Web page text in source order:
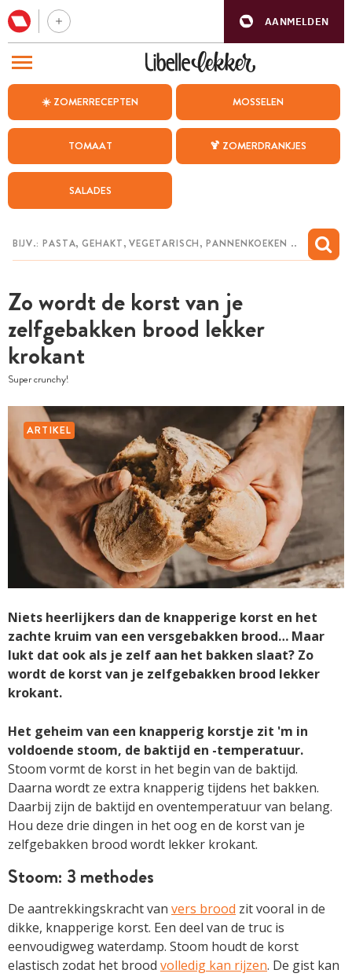
AANMELDEN
☀️ ZOMERRECEPTEN MOSSELEN
TOMAAT 🍹 ZOMERDRANKJES
SALADES
Zo wordt de korst van je
zelfgebakken brood lekker
krokant
Super crunchy!
ARTIKEL
Niets heerlijkers dan de knapperige korst en het
zachte kruim van een versgebakken brood… Maar
lukt dat ook als je zelf aan het bakken slaat? Zo
wordt de korst van je zelfgebakken brood lekker
krokant.
Het geheim van een knapperig korstje zit 'm in
voldoende stoom, de baktijd en -temperatuur.
Stoom vormt de korst in het begin van de baktijd.
Daarna wordt ze extra knapperig tijdens het bakken.
Daarbij zijn de baktijd en oventemperatuur van belang.
Hou deze drie dingen in het oog en de korst van je
zelfgebakken brood wordt lekker krokant.
Stoom: 3 methodes
De aantrekkingskracht van vers brood zit vooral in de
dikke, knapperige korst. Een deel van de truc is
eenvoudigweg waterdamp. Stoom houdt de korst
elastisch zodat het brood volledig kan rijzen. De gist kan
BEZOEK ONZE ANDERE WEBSITES
WEEKMENU
CHAT MET MAIA
MIJN BEWAARDE RECEPTEN